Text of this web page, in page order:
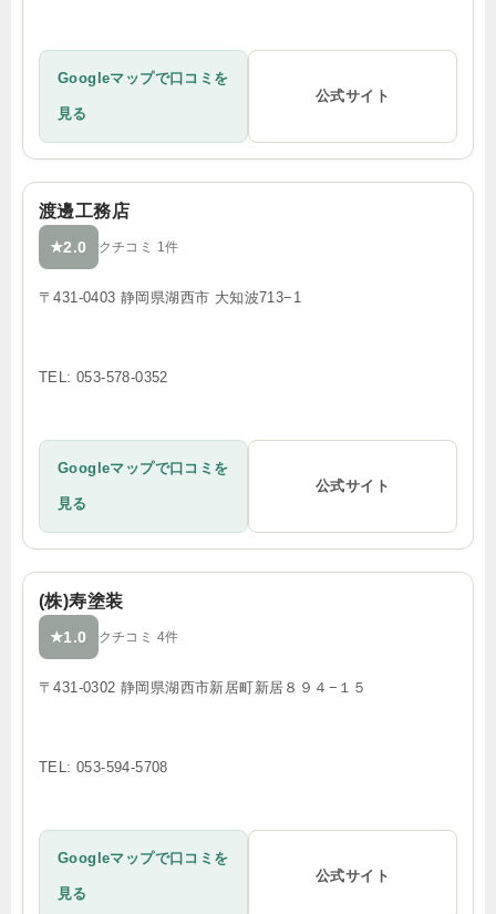
Googleマップで口コミを
見る
公式サイト
渡邊工務店
★2.0 クチコミ 1件
〒431-0403 静岡県湖西市 大知波713−1
TEL: 053-578-0352
Googleマップで口コミを
見る
公式サイト
(株)寿塗装
★1.0 クチコミ 4件
〒431-0302 静岡県湖西市新居町新居８９４−１５
TEL: 053-594-5708
Googleマップで口コミを
見る
公式サイト